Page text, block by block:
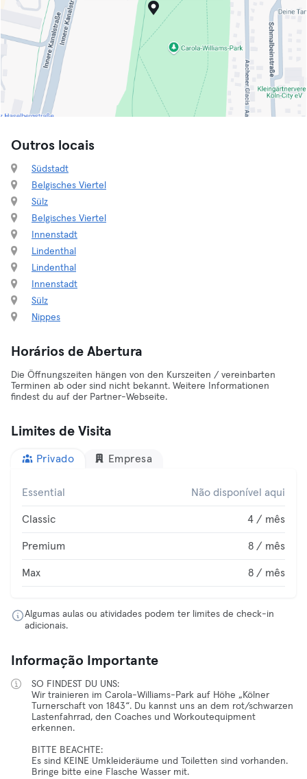
Outros locais
Südstadt
Belgisches Viertel
Sülz
Belgisches Viertel
Innenstadt
Lindenthal
Lindenthal
Innenstadt
Sülz
Nippes
Horários de Abertura
Die Öffnungszeiten hängen von den Kurszeiten / vereinbarten
Terminen ab oder sind nicht bekannt. Weitere Informationen
findest du auf der Partner-Webseite.
Limites de Visita
Privado Empresa
Essential Não disponível aqui
Classic 4 / mês
Premium 8 / mês
Max 8 / mês
Algumas aulas ou atividades podem ter limites de check-in
adicionais.
Informação Importante
SO FINDEST DU UNS:
Wir trainieren im Carola-Williams-Park auf Höhe „Kölner
Turnerschaft von 1843“. Du kannst uns an dem rot/schwarzen
Lastenfahrrad, den Coaches und Workoutequipment
erkennen.
BITTE BEACHTE:
Es sind KEINE Umkleideräume und Toiletten sind vorhanden.
Bringe bitte eine Flasche Wasser mit.